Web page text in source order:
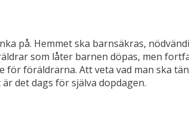
på. Hemmet ska barnsäkras,
som låter barnen döpas, men
föräldrarna. Att veta vad man ska
det dags för själva dopdagen.